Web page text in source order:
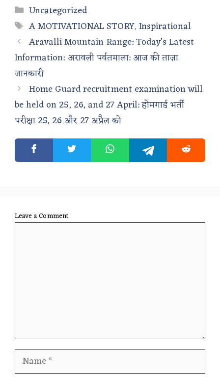
Categories
Uncategorized
Tags
A MOTIVATIONAL STORY,Inspirational
Aravalli Mountain Range: Today’s Latest
Information: अरावली पर्वतमाला: आज की ताज़ा
जानकारी
Home Guard recruitment examination will
be held on 25, 26, and 27 April: होमगार्ड भर्ती
परीक्षा 25, 26 और 27 अप्रैल को
Leave a Comment
Name